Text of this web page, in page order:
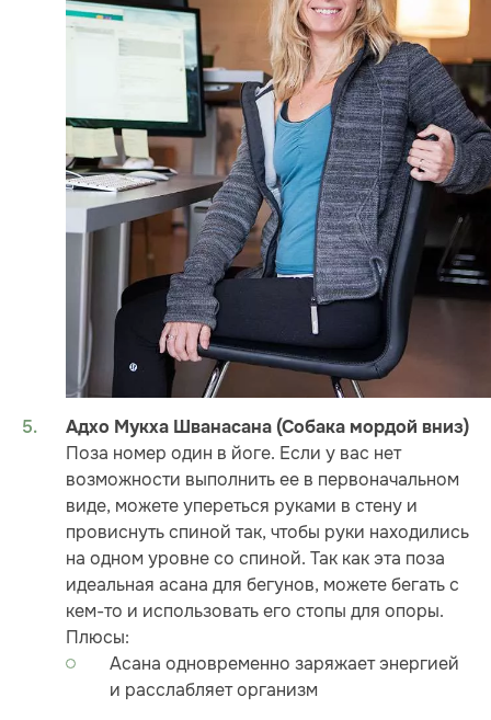
Адхо Мукха Шванасана (Собака мордой вниз)
Поза номер один в йоге. Если у вас нет
возможности выполнить ее в первоначальном
виде, можете упереться руками в стену и
провиснуть спиной так, чтобы руки находились
на одном уровне со спиной. Так как эта поза
идеальная асана для бегунов, можете бегать с
кем-то и использовать его стопы для опоры.
Плюсы:
Асана одновременно заряжает энергией
и расслабляет организм